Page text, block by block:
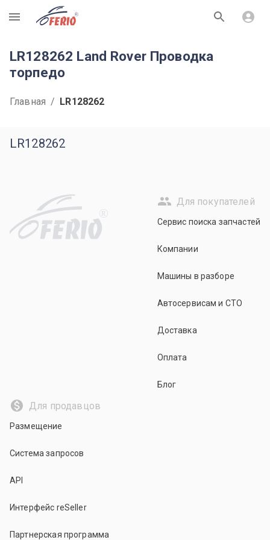
R
LR128262 Land Rover Проводка
торпедо
Главная / LR128262
LR128262
R
Для покупателей
Сервис поиска запчастей
Компании
Машины в разборе
Автосервисам и СТО
Доставка
Оплата
Блог
Для продавцов
Размещение
Система запросов
API
Интерфейс reSeller
Партнерская программа